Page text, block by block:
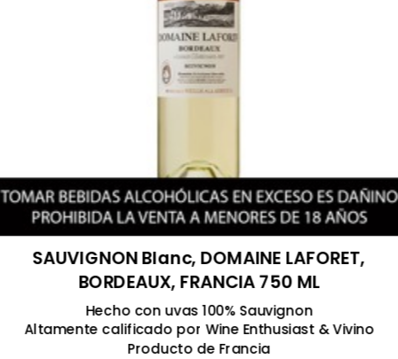
SAUVIGNON Blanc, DOMAINE LAFORET,
BORDEAUX, FRANCIA 750 ML
Hecho con uvas 100% Sauvignon
Altamente calificado por Wine Enthusiast & Vivino
Producto de Francia